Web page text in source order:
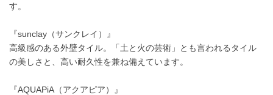
す。
『sunclay（サンクレイ）』
高級感のある外壁タイル。「土と火の芸術」とも言われるタイル
の美しさと、高い耐久性を兼ね備えています。
『AQUAPiA（アクアピア）』